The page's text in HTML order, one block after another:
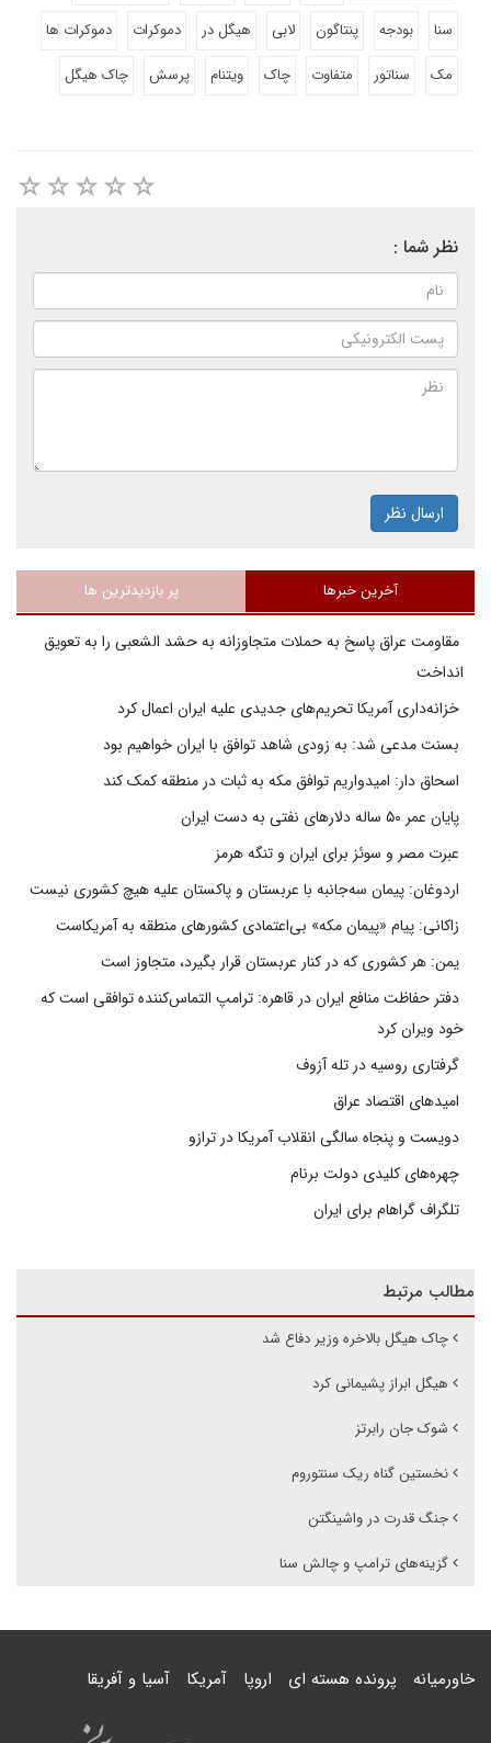
سنا
بودجه پنتاگون لابی هیگل در دموکرات
دموکرات ها
مک
سناتور متفاوت چاک ویتنام پرسش چاک هیگل
نظر شما :
ارسال نظر
آخرین خبرها پر بازدیدترین ها
مقاومت عراق پاسخ به حملات متجاوزانه به حشد الشعبی را به تعویق
انداخت
خزانه‌داری آمریکا تحریم‌های جدیدی علیه ایران اعمال کرد
بسنت مدعی شد: به زودی شاهد توافق با ایران خواهیم بود
اسحاق دار: امیدواریم توافق مکه به ثبات در منطقه کمک کند
پایان عمر ۵۰ ساله دلارهای نفتی به دست ایران
عبرت مصر و سوئز برای ایران و تنگه هرمز
اردوغان: پیمان سه‌جانبه با عربستان و پاکستان علیه هیچ کشوری نیست
زاکانی: پیام «پیمان مکه» بی‌اعتمادی کشورهای منطقه به آمریکاست
یمن: هر کشوری که در کنار عربستان قرار بگیرد، متجاوز است
دفتر حفاظت منافع ایران در قاهره: ترامپ التماس‌کننده توافقی است که
خود ویران کرد
گرفتاری روسیه در تله آزوف
امیدهای اقتصاد عراق
دویست و پنجاه سالگی انقلاب آمریکا در ترازو
چهره‌های کلیدی دولت برنام
تلگراف گراهام برای ایران
مطالب مرتبط
چاک هیگل بالاخره وزیر دفاع شد
هیگل ابراز پشیمانی کرد
شوک جان رابرتز
نخستین گناه ریک سنتوروم
جنگ قدرت در واشینگتن
گزینه‌های ترامپ و چالش سنا
خاورمیانه پرونده هسته ای اروپا آمریکا آسیا و آفریقا